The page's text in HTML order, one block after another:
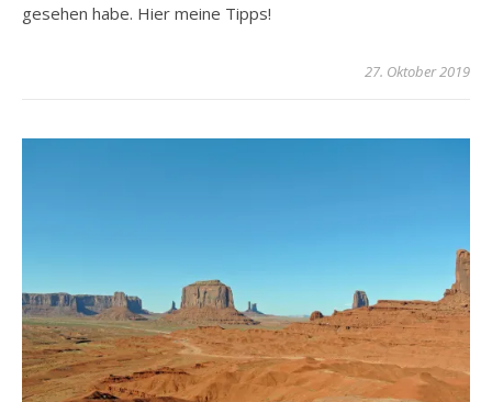
gesehen habe. Hier meine Tipps!
27. Oktober 2019